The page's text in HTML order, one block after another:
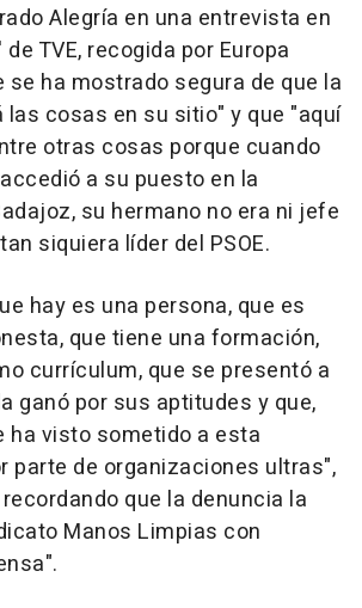
Alegría en una entrevista en
TVE, recogida por Europa
se ha mostrado segura de que la
cosas en su sitio" y que "aquí
otras cosas porque cuando
a su puesto en la
su hermano no era ni jefe
siquiera líder del PSOE.
hay es una persona, que es
que tiene una formación,
currículum, que se presentó a
ganó por sus aptitudes y que,
ha visto sometido a esta
parte de organizaciones ultras",
que la denuncia la
Manos Limpias con